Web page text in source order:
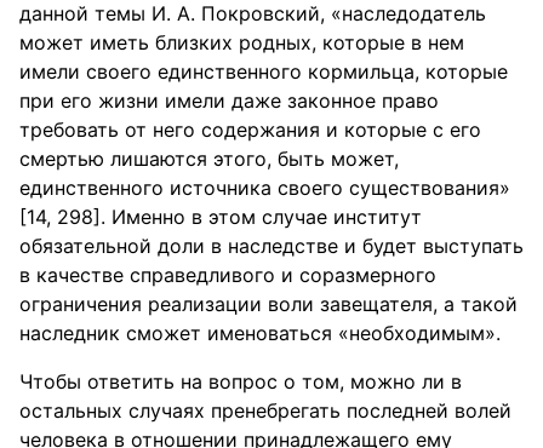
данной темы И. А. Покровский, «наследодатель
может иметь близких родных, которые в нем
имели своего единственного кормильца, которые
при его жизни имели даже законное право
требовать от него содержания и которые с его
смертью лишаются этого, быть может,
единственного источника своего существования»
[14, 298]. Именно в этом случае институт
обязательной доли в наследстве и будет выступать
в качестве справедливого и соразмерного
ограничения реализации воли завещателя, а такой
наследник сможет именоваться «необходимым».
Чтобы ответить на вопрос о том, можно ли в
остальных случаях пренебрегать последней волей
человека в отношении принадлежащего ему